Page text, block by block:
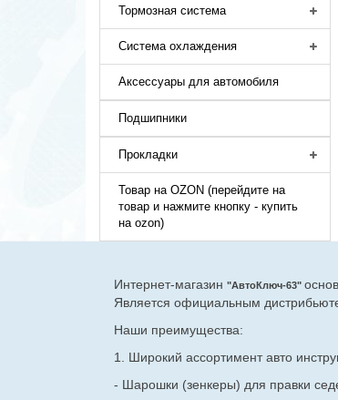
Тормозная система
Система охлаждения
Аксессуары для автомобиля
Подшипники
Прокладки
Товар на OZON (перейдите на
товар и нажмите кнопку - купить
на ozon)
Интернет-магазин "АвтоКлюч-63"
Является официальным
Наши преимущества:
1. Широкий ассортимент авто
- Шарошки (зенкеры) для правки